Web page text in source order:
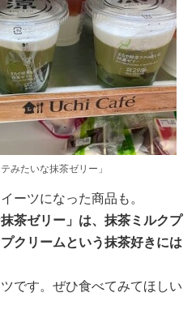
みたいな抹茶ゼリー」
ーツになった商品も。
茶ゼリー」は、抹茶ミルクプ
クリームという抹茶好きには
です。ぜひ食べてみてほしい